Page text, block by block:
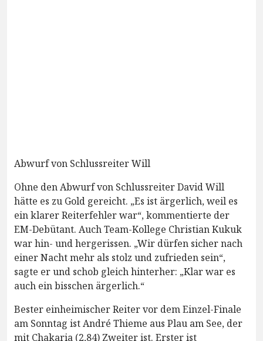
Abwurf von Schlussreiter Will
Ohne den Abwurf von Schlussreiter David Will
hätte es zu Gold gereicht. „Es ist ärgerlich, weil es
ein klarer Reiterfehler war“, kommentierte der
EM-Debütant. Auch Team-Kollege Christian Kukuk
war hin- und hergerissen. „Wir dürfen sicher nach
einer Nacht mehr als stolz und zufrieden sein“,
sagte er und schob gleich hinterher: „Klar war es
auch ein bisschen ärgerlich.“
Bester einheimischer Reiter vor dem Einzel-Finale
am Sonntag ist André Thieme aus Plau am See, der
mit Chakaria (2,84) Zweiter ist. Erster ist